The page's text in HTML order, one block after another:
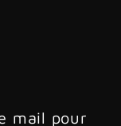
mail pour